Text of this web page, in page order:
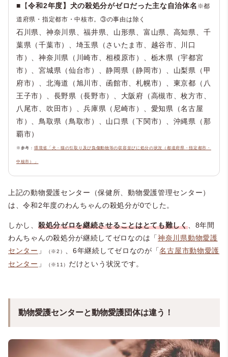
■【令和2年度】犬の殺処分がゼロだった主な自治体名 ※都
道府県・指定都市・中核市。③の事由は除く
石川県、神奈川県、福井県、山形県、富山県、高知県、千
葉県（千葉市）、埼玉県（さいたま市、越谷市、川口
市）、神奈川県（川崎市、相模原市）、栃木県（宇都宮
市）、宮城県（仙台市）、静岡県（静岡市）、山梨県（甲
府市）、北海道（旭川市、函館市、札幌市）、東京都（八
王子市）、長野県（長野市）、大阪府（高槻市、枚方市、
八尾市、吹田市）、兵庫県（尼崎市）、愛知県（名古屋
市）、鳥取県（鳥取市）、山口県（下関市）、沖縄県（那
覇市）
※参考： 環境省「犬・猫の引取り及び負傷動物等の収容並びに処分の状況（都道府県・指定都市・
中核市）」
上記の動物愛護センター（保健所、動物愛護管理センター）
は、令和2年度のわんちゃんの殺処分が0でした。
しかし、 殺処分ゼロを継続させることはとても難しく、8年間
わんちゃんの殺処分が継続してゼロなのは「神奈川県動物愛護
センター 」 （※2） 、6年継続してゼロなのが「名古屋市動物愛護
センター 」 （※11） だけという状況です。
動物愛護センターと動物愛護団体は違う！